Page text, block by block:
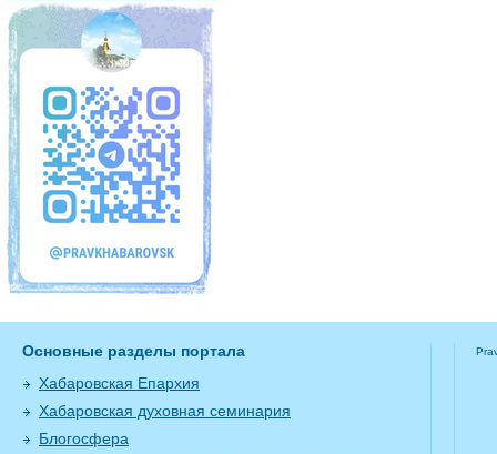
Основные разделы портала
Хабаровская Епархия
Хабаровская духовная семинария
Блогосфера